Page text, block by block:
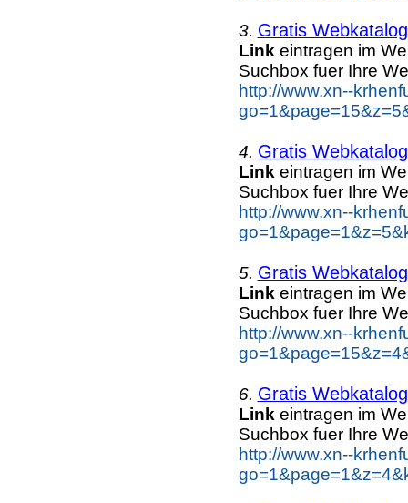
3. Gratis
Link eintragen im
Suchbox fuer Ihre
http://www.xn--
4. Gratis
Link eintragen im
Suchbox fuer Ihre
http://www.xn--
5. Gratis
Link eintragen im
Suchbox fuer Ihre
http://www.xn--
6. Gratis
Link eintragen im
Suchbox fuer Ihre
http://www.xn--